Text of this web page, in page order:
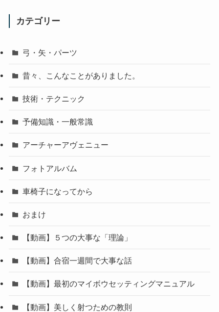
カテゴリー
弓・矢・パーツ
昔々、こんなことがありました。
技術・テクニック
予備知識・一般常識
アーチャーアヴェニュー
フォトアルバム
車椅子になってから
おまけ
【動画】５つの大事な「理論」
【動画】合宿一週間で大事な話
【動画】最初のマイボウセッティングマニュアル
【動画】美しく射つための教則